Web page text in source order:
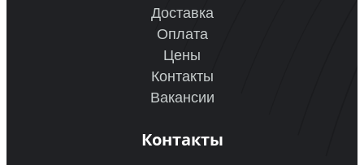
Доставка
Оплата
Цены
Контакты
Вакансии
Контакты